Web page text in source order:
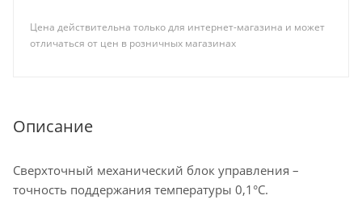
Цена действительна только для интернет-магазина и может
отличаться от цен в розничных магазинах
Описание
Сверхточный механический блок управления –
точность поддержания температуры 0,1°С.